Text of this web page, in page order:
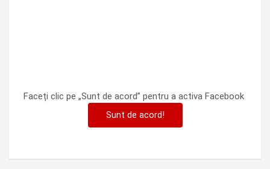
Faceți clic pe „Sunt de acord” pentru a activa Facebook
Sunt de acord!